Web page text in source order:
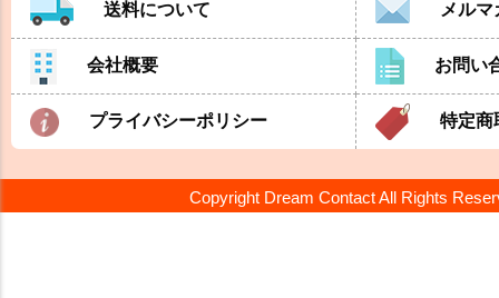
送料について メル
会社概要 お問い
プライバシーポリシー 特定商
Copyright Dream Contact All Rights